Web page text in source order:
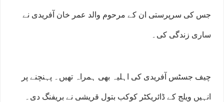
جس کی سرپرستی ان کے مرحوم والد عمر خان آفریدی نے
ساری زندگی کی۔
چیف جسٹس آفریدی کی اہلیہ بھی ہمراہ تھیں۔ پہنچنے پر
انہیں ویلج کے ڈائریکٹر کوکب بتول قریشی نے بریفنگ دی۔